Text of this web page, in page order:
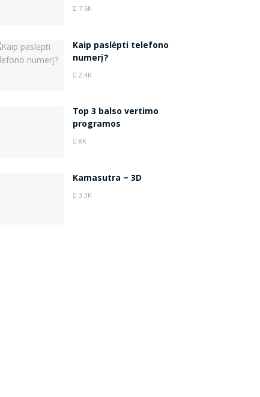
7.6K
Kaip paslėpti telefono
numerį?
2.4K
Top 3 balso vertimo
programos
8K
Kamasutra – 3D
3.3K